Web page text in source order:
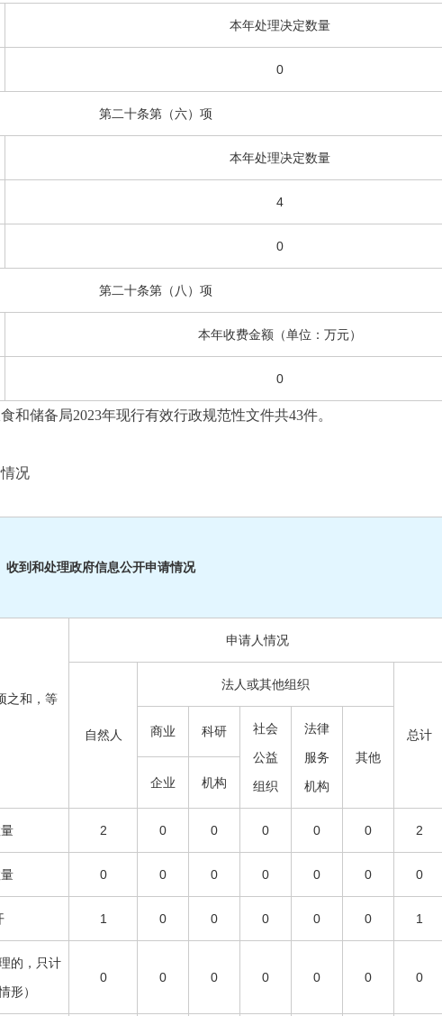
本年处理决定数量
0
第二十条第（六）项
本年处理决定数量
4
0
第二十条第（八）项
本年收费金额（单位：万元）
0
和储备局2023年现行有效行政规范性文件共43件。
况
收到和处理政府信息公开申请情况
之和，等
申请人情况
自然人
法人或其他组织
总计
商业 科研
社会
公益
组织
法律
服务
机构
其他
企业
机构
2 0 0 0 0 0 2
0 0 0 0 0 0 0
1 0 0 0 0 0 1
的，只计
形）
0 0 0 0 0 0 0